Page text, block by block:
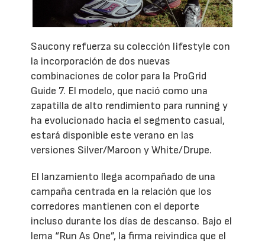
Saucony refuerza su colección lifestyle con
la incorporación de dos nuevas
combinaciones de color para la ProGrid
Guide 7. El modelo, que nació como una
zapatilla de alto rendimiento para running y
ha evolucionado hacia el segmento casual,
estará disponible este verano en las
versiones Silver/Maroon y White/Drupe.
El lanzamiento llega acompañado de una
campaña centrada en la relación que los
corredores mantienen con el deporte
incluso durante los días de descanso. Bajo el
lema “Run As One”, la firma reivindica que el